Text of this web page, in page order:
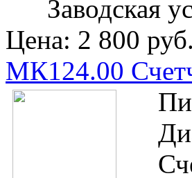
Заводская
Цена: 2 800 руб.
МК124.00